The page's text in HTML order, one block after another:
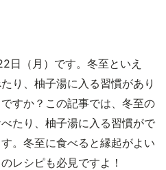
日（月）です。冬至といえ
り、柚子湯に入る習慣があり
すか？この記事では、冬至の
たり、柚子湯に入る習慣がで
。冬至に食べると縁起がよい
レシピも必見ですよ！